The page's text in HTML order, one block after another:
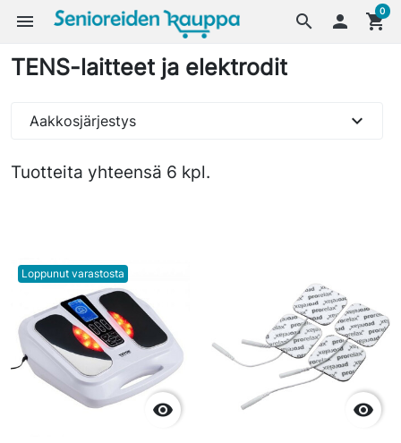
search
menu  shopping_cart
0
TENS-laitteet ja elektrodit
Tuotteita yhteensä 6 kpl.
Aakkosjärjestys expand_more
Loppunut varastosta
 